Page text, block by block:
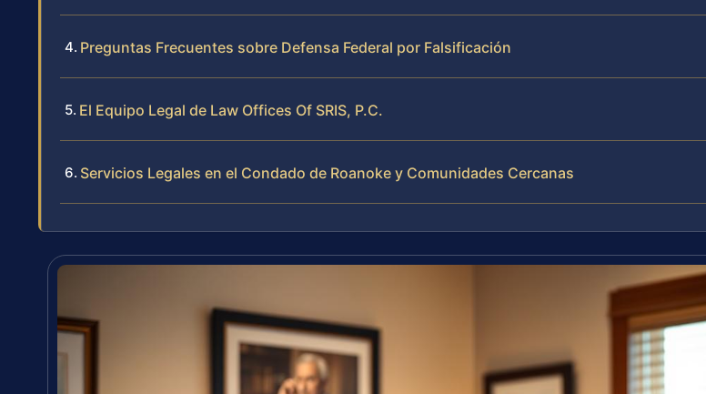
Preguntas Frecuentes sobre Defensa Federal por Falsificación
El Equipo Legal de Law Offices Of SRIS, P.C.
Servicios Legales en el Condado de Roanoke y Comunidades Cercanas